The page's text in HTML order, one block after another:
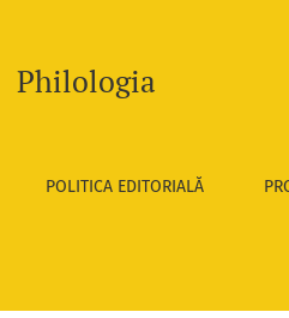
Philologia
POLITICA EDITORIALĂ